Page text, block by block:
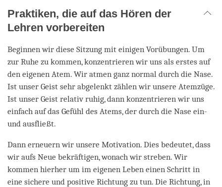
Praktiken, die auf das Hören der
Lehren vorbereiten
Beginnen wir diese Sitzung mit einigen Vorübungen. Um
zur Ruhe zu kommen, konzentrieren wir uns als erstes auf
den eigenen Atem. Wir atmen ganz normal durch die Nase.
Ist unser Geist sehr abgelenkt zählen wir unsere Atemzüge.
Ist unser Geist relativ ruhig, dann konzentrieren wir uns
einfach auf das Gefühl des Atems, der durch die Nase ein-
und ausfließt.
Dann erneuern wir unsere Motivation. Dies bedeutet, dass
wir aufs Neue bekräftigen, wonach wir streben. Wir
kommen hierher um im eigenen Leben einen Schritt in
eine sichere und positive Richtung zu tun. Die Richtung, in